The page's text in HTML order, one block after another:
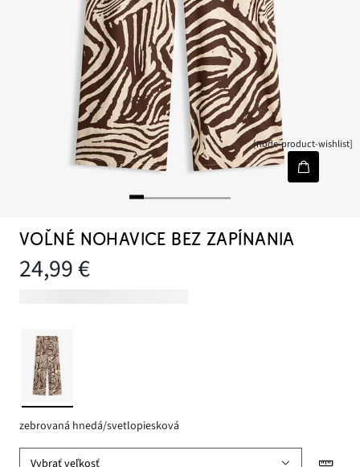
[node-product-wishlist]
VOĽNÉ NOHAVICE BEZ ZAPÍNANIA
24,99 €
zebrovaná hnedá/svetlopiesková
Vybrať veľkosť